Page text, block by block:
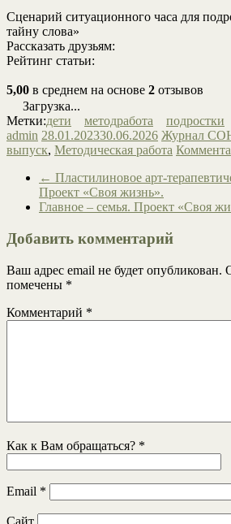
Сценарий ситуационного часа для
тайну слова»
Рассказать друзьям:
Рейтинг статьи:
5,00 в среднем на основе 2 отзывов
Загрузка...
Метки:дети методработа подростки
admin 28.01.202330.06.2026 Журнал
выпуск, Методическая работа
← Пластилиновое арт-
Проект «Своя жизнь».
Главное – семья. Проект «Своя
Добавить комментарий
Ваш адрес email не будет опубликован.
помечены *
Комментарий *
Как к Вам обращаться? *
Email *
Сайт